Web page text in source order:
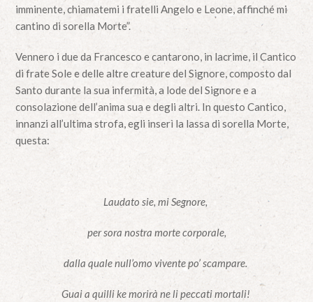
imminente, chiamatemi i fratelli Angelo e Leone, affinché mi
cantino di sorella Morte”.
Vennero i due da Francesco e cantarono, in lacrime, il Cantico
di frate Sole e delle altre creature del Signore, composto dal
Santo durante la sua infermità, a lode del Signore e a
consolazione dell’anima sua e degli altri. In questo Cantico,
innanzi all’ultima strofa, egli inserì la lassa di sorella Morte,
questa:
Laudato sie, mi Segnore,
per sora nostra morte corporale,
dalla quale null’omo vivente po’ scampare.
Guai a quilli ke morirà ne li peccati mortali!